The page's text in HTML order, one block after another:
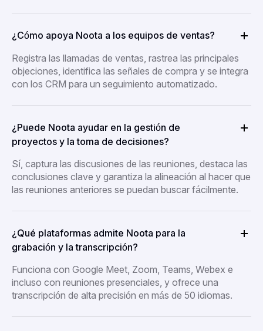
¿Cómo apoya Noota a los equipos de ventas?
Registra las llamadas de ventas, rastrea las principales
objeciones, identifica las señales de compra y se integra
con los CRM para un seguimiento automatizado.
¿Puede Noota ayudar en la gestión de
proyectos y la toma de decisiones?
Sí, captura las discusiones de las reuniones, destaca las
conclusiones clave y garantiza la alineación al hacer que
las reuniones anteriores se puedan buscar fácilmente.
¿Qué plataformas admite Noota para la
grabación y la transcripción?
Funciona con Google Meet, Zoom, Teams, Webex e
incluso con reuniones presenciales, y ofrece una
transcripción de alta precisión en más de 50 idiomas.